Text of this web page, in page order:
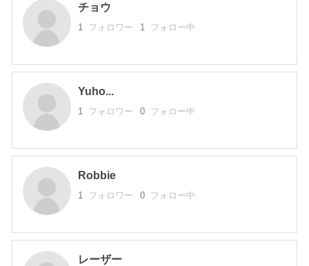
チョウ
1 フォロワー 1 フォロー中
Yuho...
1 フォロワー 0 フォロー中
Robbie
1 フォロワー 0 フォロー中
レーザー